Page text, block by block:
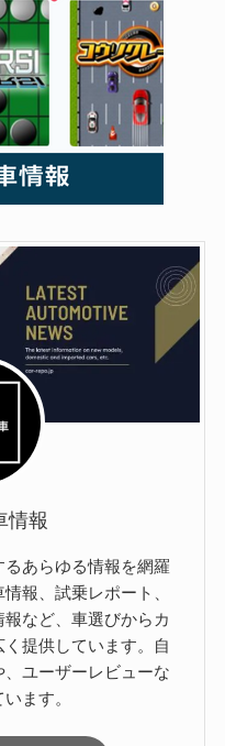
情報
あらゆる情報を網羅
報、試乗レポート、
など、車選びからカ
提供しています。自
ユーザーレビューな
ます。